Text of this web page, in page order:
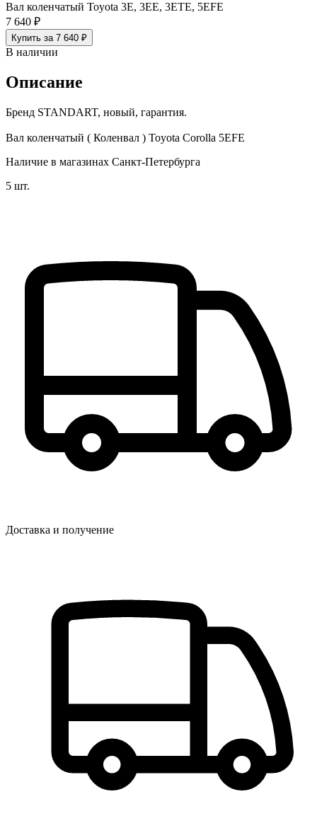
Вал коленчатый Toyota 3E, 3EE, 3ETE, 5EFE
7 640 ₽
Купить за 7 640 ₽
В наличии
Описание
Бренд STANDART, новый, гарантия.
Вал коленчатый ( Коленвал ) Toyota Corolla 5EFE
Наличие в магазинах Санкт-Петербурга
5 шт.
Доставка и получение